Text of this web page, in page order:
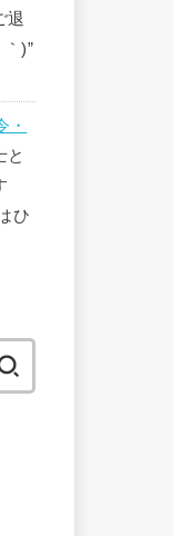
退
)”
・
と
ひ